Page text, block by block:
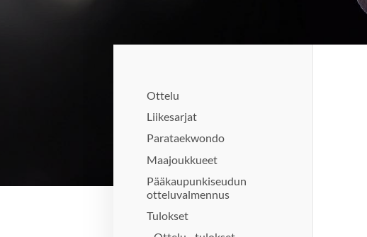
Ottelu
Liikesarjat
Parataekwondo
Maajoukkueet
Pääkaupunkiseudun
otteluvalmennus
Tulokset